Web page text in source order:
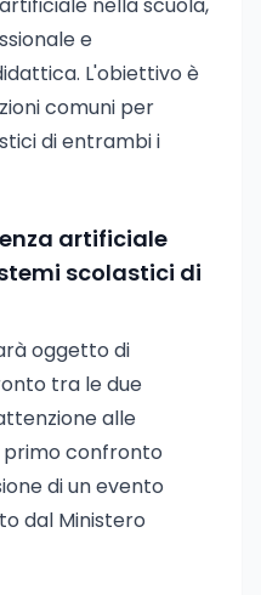
e
L'obiettivo è
comuni per
di entrambi i
artificiale
scolastici di
oggetto di
tra le due
alle
primo confronto
di un evento
dal Ministero